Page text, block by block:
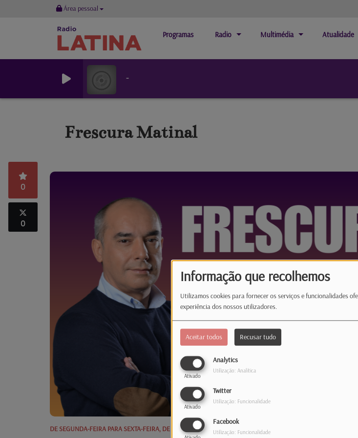
Informação que recolhemos
Utilizamos cookies para fornecer os serviços e funcionalidades
experiência dos nossos utilizadores.
Aceitar todos Recusar tudo
Analytics
Ativado
Utilização: Analítica
Twitter
Ativado
Utilização: Funcionalidade
Facebook
Utilização: Funcionalidade
Área pessoal
Programas Radio Multimédia Atualidade
-
Frescura Matinal
0
0
DE SEGUNDA-FEIRA PARA SEXTA-FEIRA, DE 10:00 AM PARA 12:00 PM